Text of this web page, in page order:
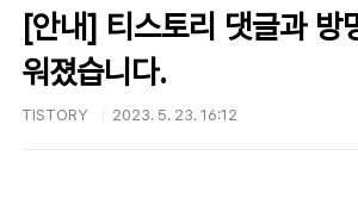
[안내] 티스토리 댓글과 방
워졌습니다.
TISTORY 2023. 5. 23. 16:12